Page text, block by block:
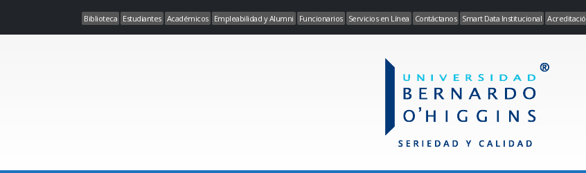
Biblioteca Estudiantes Académicos Empleabilidad y Alumni Funcionarios Servicios en Línea Contáctanos Smart Data Institucional